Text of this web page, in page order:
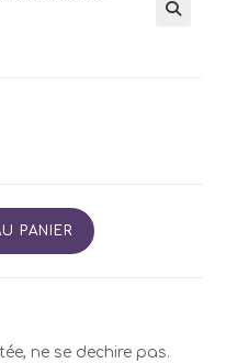
PANIER
ne se dechire pas.